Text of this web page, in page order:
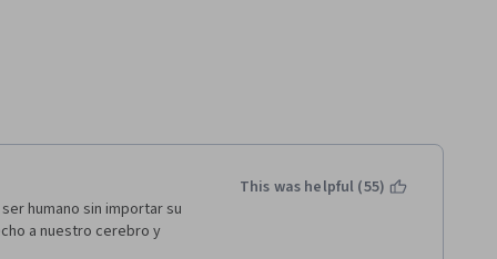
humano sin importar su
a nuestro cerebro y
This was helpful (55)